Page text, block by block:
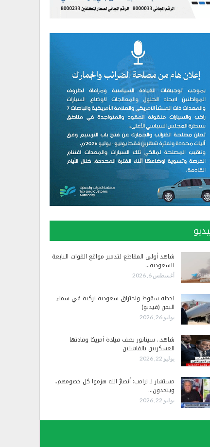
شاهد أولى المقاطع لتدمير مواقع القوات التابعة
للسعودية…
أغسطس 6, 2026
لحظة سقوط واحتراق سعودية تركية في سماء
اليمن (فيديو)
يوليو 26, 2026
شاهد.. سيناتور يصف قيادة أمريكا وقادتها
العسكريين بالفاشلين
يوليو 22, 2026
مستشار لـ ترامب: أنصارُ الله هزموا كل خصومهم..
ويتحدون…
يوليو 22, 2026